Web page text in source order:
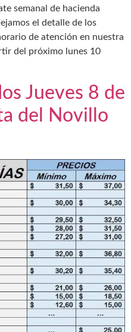
semanal de hacienda
el detalle de los
de atención en nuestra
del próximo lunes 10
Jueves 8 de
del Novillo